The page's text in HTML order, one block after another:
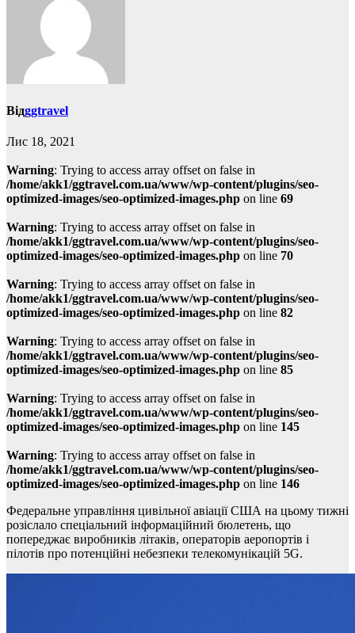
Відggtravel
Лис 18, 2021
Warning: Trying to access array offset on false in
/home/akk1/ggtravel.com.ua/www/wp-content/plugins/seo-
optimized-images/seo-optimized-images.php on line 69
Warning: Trying to access array offset on false in
/home/akk1/ggtravel.com.ua/www/wp-content/plugins/seo-
optimized-images/seo-optimized-images.php on line 70
Warning: Trying to access array offset on false in
/home/akk1/ggtravel.com.ua/www/wp-content/plugins/seo-
optimized-images/seo-optimized-images.php on line 82
Warning: Trying to access array offset on false in
/home/akk1/ggtravel.com.ua/www/wp-content/plugins/seo-
optimized-images/seo-optimized-images.php on line 85
Warning: Trying to access array offset on false in
/home/akk1/ggtravel.com.ua/www/wp-content/plugins/seo-
optimized-images/seo-optimized-images.php on line 145
Warning: Trying to access array offset on false in
/home/akk1/ggtravel.com.ua/www/wp-content/plugins/seo-
optimized-images/seo-optimized-images.php on line 146
Федеральне управління цивільної авіації США на цьому тижні
розіслало спеціальний інформаційний бюлетень, що
попереджає виробників літаків, операторів аеропортів і
пілотів про потенційні небезпеки телекомунікацій 5G.